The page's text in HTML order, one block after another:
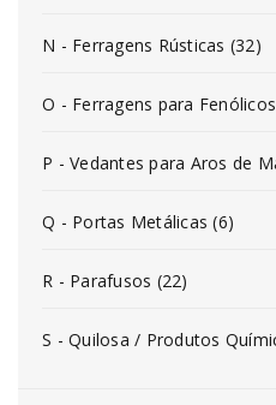
N - Ferragens Rústicas (32)
O - Ferragens para
P - Vedantes para Aros de
Q - Portas Metálicas (6)
R - Parafusos (22)
S - Quilosa / Produtos